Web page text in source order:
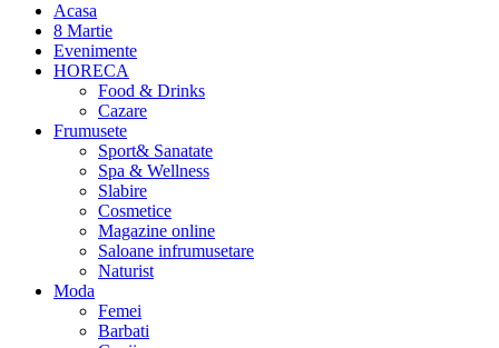
Acasa
8 Martie
Evenimente
HORECA
Food & Drinks
Cazare
Frumusete
Sport& Sanatate
Spa & Wellness
Slabire
Cosmetice
Magazine online
Saloane infrumusetare
Naturist
Moda
Femei
Barbati